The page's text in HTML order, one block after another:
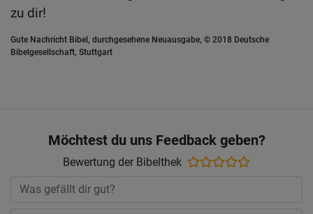
zu dir!
Gute Nachricht Bibel, durchgesehene Neuausgabe, © 2018 Deutsche
Bibelgesellschaft, Stuttgart
Möchtest du uns Feedback geben?
Bewertung der Bibelthek